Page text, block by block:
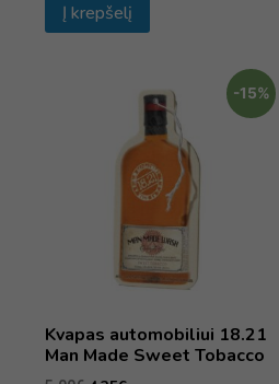
Į krepšelį
-15%
Kvapas automobiliui 18.21
Man Made Sweet Tobacco